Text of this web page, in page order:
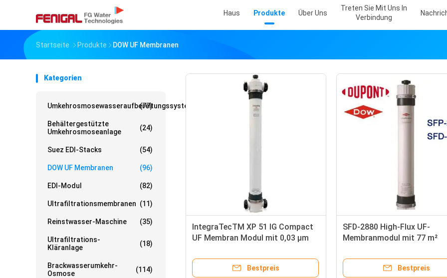
Haus Produkte Über Uns
Treten Sie Mit Uns In
Verbindung
Startseite Produkte DOW UF Membranen
Kategorien
Umkehrosmosewasseraufbereitungssystem
(77)
Behältergestützte
Umkehrosmoseanlage
(24)
Suez EDI-Stacks (54)
DOW UF Membranen (96)
EDI-Modul (82)
Ultrafiltrationsmembranen (11)
Reinstwasser-Maschine (35)
Ultrafiltrations-
Kläranlage
(18)
Brackwasserumkehr-
Osmose
(114)
IntegraTecTM XP 51 IG Compact
UF Membran Modul mit 0,03 μm
Hohlfasertechnologie
Bestpreis
SFD-2880 High-Flux UF-
Membranmodul mit 77 m²
Porendurchmesser für die
Trinkwasseraufbereitung
Bestpreis